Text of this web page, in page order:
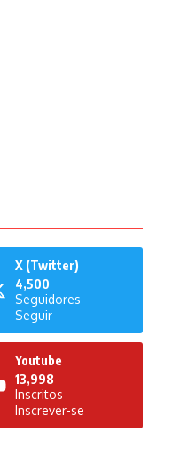
X (Twitter)
4,500
Seguidores
Seguir
Youtube
13,998
Inscritos
Inscrever-se